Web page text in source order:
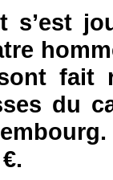
s’est
fait
du